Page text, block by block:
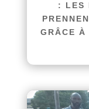
: LES
GRÂCE